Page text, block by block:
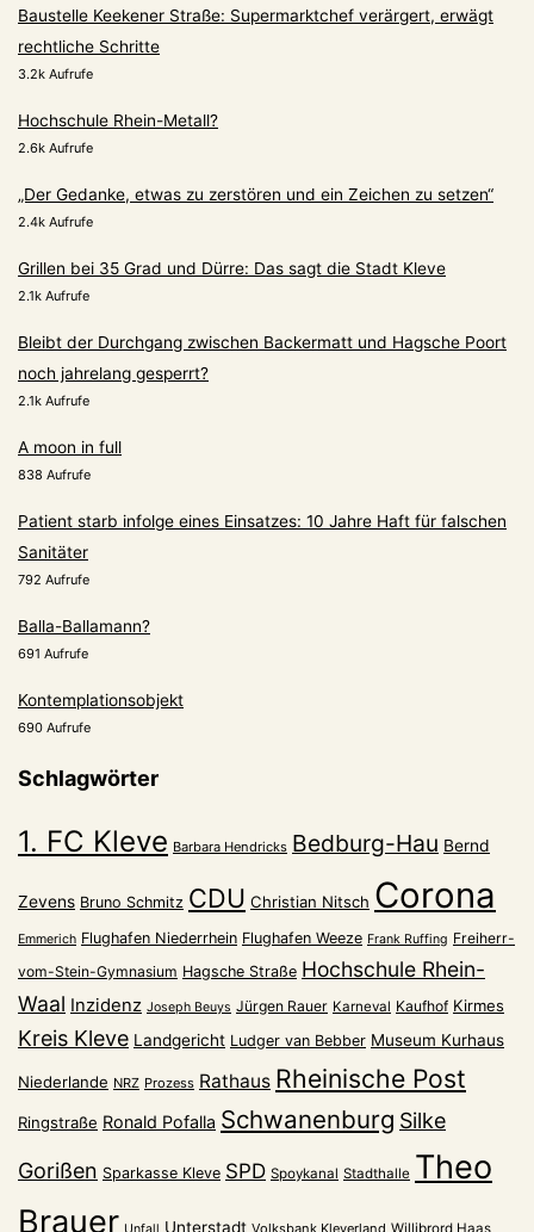
Baustelle Keekener Straße: Supermarktchef verärgert, erwägt
rechtliche Schritte
3.2k Aufrufe
Hochschule Rhein-Metall?
2.6k Aufrufe
„Der Gedanke, etwas zu zerstören und ein Zeichen zu setzen“
2.4k Aufrufe
Grillen bei 35 Grad und Dürre: Das sagt die Stadt Kleve
2.1k Aufrufe
Bleibt der Durchgang zwischen Backermatt und Hagsche Poort
noch jahrelang gesperrt?
2.1k Aufrufe
A moon in full
838 Aufrufe
Patient starb infolge eines Einsatzes: 10 Jahre Haft für falschen
Sanitäter
792 Aufrufe
Balla-Ballamann?
691 Aufrufe
Kontemplationsobjekt
690 Aufrufe
Schlagwörter
1. FC Kleve Barbara Hendricks Bedburg-Hau Bernd
Zevens Bruno Schmitz CDU Christian Nitsch Corona
Emmerich Flughafen Niederrhein Flughafen Weeze Frank Ruffing Freiherr-
vom-Stein-Gymnasium Hagsche Straße Hochschule Rhein-
Waal Inzidenz Joseph Beuys Jürgen Rauer Karneval Kaufhof Kirmes
Kreis Kleve Landgericht Ludger van Bebber Museum Kurhaus
Niederlande NRZ Prozess Rathaus Rheinische Post
Ringstraße Ronald Pofalla Schwanenburg Silke
Gorißen Sparkasse Kleve SPD Spoykanal Stadthalle Theo
Brauer
Unterstadt Volksbank Kleverland Willibrord Haas